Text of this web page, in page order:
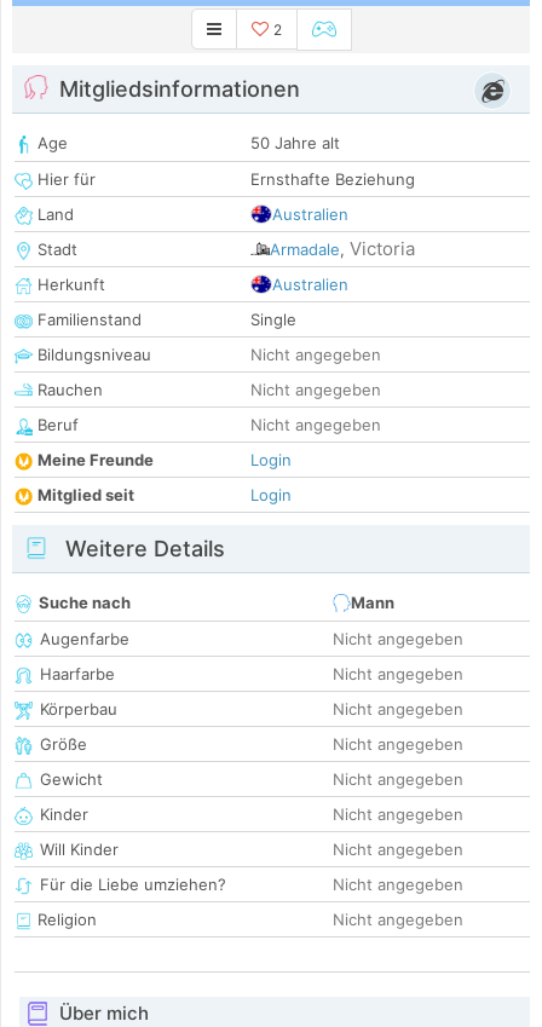
2
Mitgliedsinformationen
Age
50 Jahre alt
Hier für
Ernsthafte Beziehung
Land
Australien
Stadt
Armadale, Victoria
Herkunft
Australien
Familienstand
Single
Bildungsniveau
Nicht angegeben
Rauchen
Nicht angegeben
Beruf
Nicht angegeben
Meine Freunde
Login
Mitglied seit
Login
Weitere Details
Suche nach
Mann
Augenfarbe
Nicht angegeben
Haarfarbe
Nicht angegeben
Körperbau
Nicht angegeben
Größe
Nicht angegeben
Gewicht
Nicht angegeben
Kinder
Nicht angegeben
Will Kinder
Nicht angegeben
Für die Liebe umziehen?
Nicht angegeben
Religion
Nicht angegeben
Über mich